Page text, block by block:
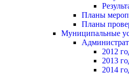
Планы
Планы
Муниципальные
2012
2013
2014